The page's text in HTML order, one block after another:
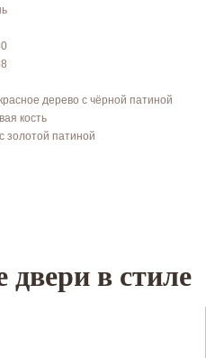
дерево с чёрной патиной
кость
золотой патиной
в стиле